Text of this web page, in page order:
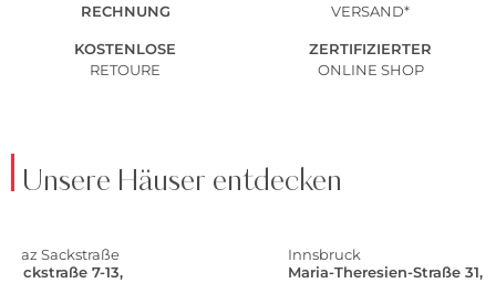
RECHNUNG
VERSAND*
KOSTENLOSE
RETOURE
ZERTIFIZIERTER
ONLINE SHOP
Unsere Häuser entdecken
Graz Sackstraße
Sackstraße 7-13,
Innsbruck
Maria-Theresien-Straße 31,